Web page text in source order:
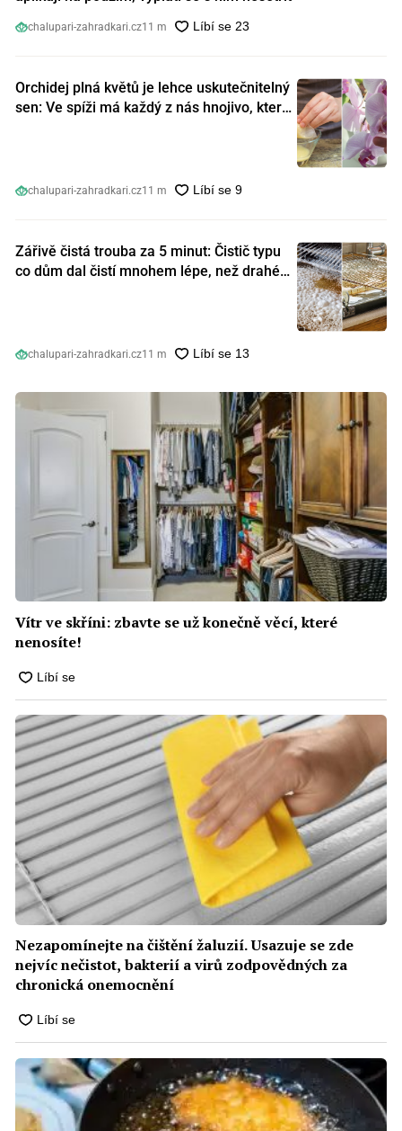
chalupari-zahradkari.cz11 m
Orchidej plná květů je lehce uskutečnitelný
sen: Ve spíži má každý z nás hnojivo, které
chalupari-zahradkari.cz11 m
Zářivě čistá trouba za 5 minut: Čistič typu
co dům dal čistí mnohem lépe, než drahé
chalupari-zahradkari.cz11 m
Vítr ve skříni: zbavte se už konečně věcí, které
nenosíte!
Nezapomínejte na čištění žaluzií. Usazuje se zde
nejvíc nečistot, bakterií a virů zodpovědných za
chronická onemocnění